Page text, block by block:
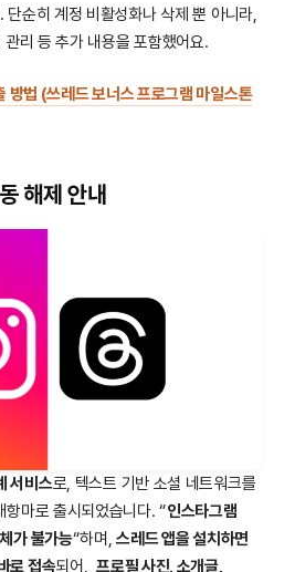
단순히 계정 비활성화나 삭제 뿐 아니라,
리 등 추가 내용을 포함했어요.
방법 (쓰레드 보너스 프로그램 마일스톤
해제 안내
서비스로, 텍스트 기반 소셜 네트워크를
마로 출시되었습니다. “인스타그램
가 불가능“하며,스레드 앱을 설치하면
로 접속되어, 프로필 사진, 소개글,